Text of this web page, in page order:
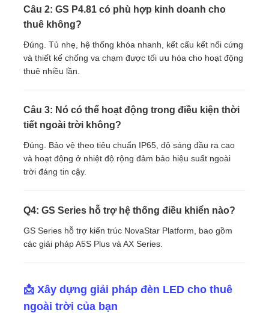
Câu 2: GS P4.81 có phù hợp kinh doanh cho
thuê không?
Đúng. Tủ nhẹ, hệ thống khóa nhanh, kết cấu kết nối cứng
và thiết kế chống va chạm được tối ưu hóa cho hoạt động
thuê nhiều lần.
Câu 3: Nó có thể hoạt động trong điều kiện thời
tiết ngoài trời không?
Đúng. Bảo vệ theo tiêu chuẩn IP65, độ sáng đầu ra cao
và hoạt động ở nhiệt độ rộng đảm bảo hiệu suất ngoài
trời đáng tin cậy.
Q4: GS Series hỗ trợ hệ thống điều khiển nào?
GS Series hỗ trợ kiến ​​trúc NovaStar Platform, bao gồm
các giải pháp A5S Plus và AX Series.
📩 Xây dựng giải pháp đèn LED cho thuê
ngoài trời của bạn